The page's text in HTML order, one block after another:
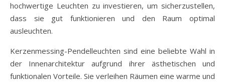
hochwertige Leuchten zu investieren, um sicherzustellen,
dass sie gut funktionieren und den Raum optimal
ausleuchten.
Kerzenmessing-Pendelleuchten sind eine beliebte Wahl in
der Innenarchitektur aufgrund ihrer ästhetischen und
funktionalen Vorteile. Sie verleihen Räumen eine warme und